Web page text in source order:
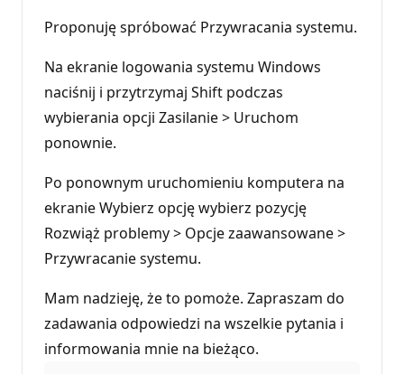
Proponuję spróbować Przywracania systemu.
Na ekranie logowania systemu Windows
naciśnij i przytrzymaj Shift podczas
wybierania opcji Zasilanie > Uruchom
ponownie.
Po ponownym uruchomieniu komputera na
ekranie Wybierz opcję wybierz pozycję
Rozwiąż problemy > Opcje zaawansowane >
Przywracanie systemu.
Mam nadzieję, że to pomoże. Zapraszam do
zadawania odpowiedzi na wszelkie pytania i
informowania mnie na bieżąco.